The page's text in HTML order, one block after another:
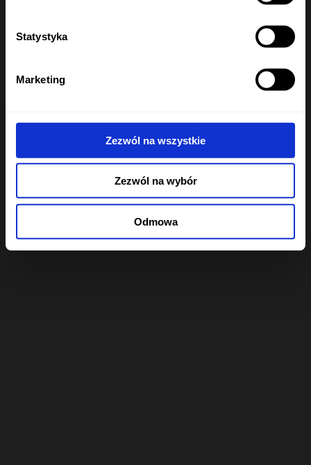
Statystyka
Marketing
Zezwól na wszystkie
Zezwól na wybór
Odmowa
Meine auswahl merken